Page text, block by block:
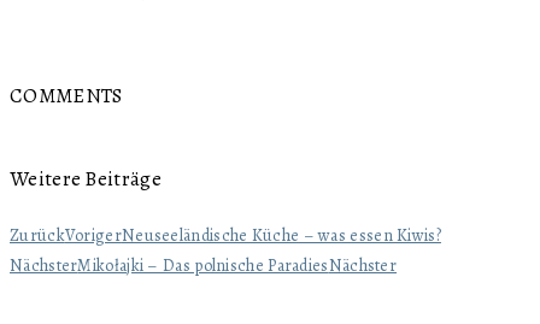
COMMENTS
Weitere Beiträge
ZurückVorigerNeuseeländische Küche – was essen Kiwis?
NächsterMikołajki – Das polnische ParadiesNächster